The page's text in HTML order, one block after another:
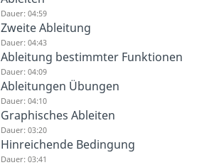
Dauer: 04:59
Zweite Ableitung
Dauer: 04:43
Ableitung bestimmter Funktionen
Dauer: 04:09
Ableitungen Übungen
Dauer: 04:10
Graphisches Ableiten
Dauer: 03:20
Hinreichende Bedingung
Dauer: 03:41